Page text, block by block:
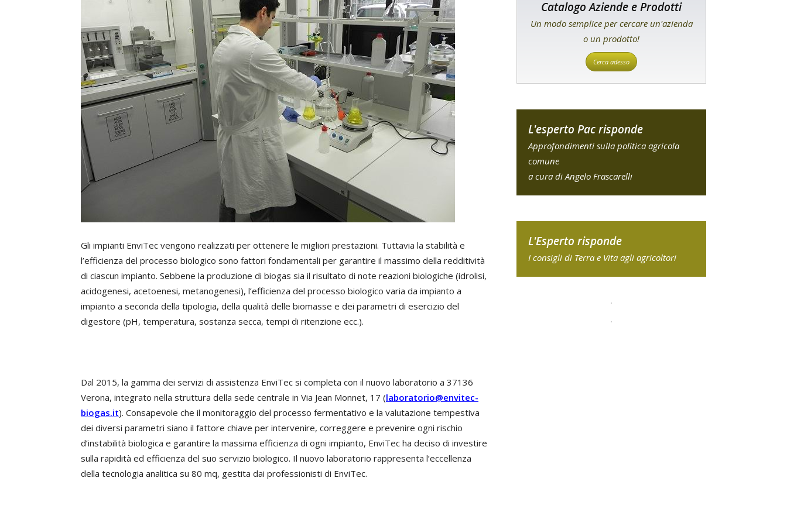
Gli impianti EnviTec vengono realizzati per ottenere le migliori prestazioni. Tuttavia la stabilità e
l’efficienza del processo biologico sono fattori fondamentali per garantire il massimo della redditività
di ciascun impianto. Sebbene la produzione di biogas sia il risultato di note reazioni biologiche (idrolisi,
acidogenesi, acetoenesi, metanogenesi), l’efficienza del processo biologico varia da impianto a
impianto a seconda della tipologia, della qualità delle biomasse e dei parametri di esercizio del
digestore (pH, temperatura, sostanza secca, tempi di ritenzione ecc.).
Dal 2015, la gamma dei servizi di assistenza EnviTec si completa con il nuovo laboratorio a 37136
Verona, integrato nella struttura della sede centrale in Via Jean Monnet, 17 (laboratorio@envitec-
biogas.it). Consapevole che il monitoraggio del processo fermentativo e la valutazione tempestiva
dei diversi parametri siano il fattore chiave per intervenire, correggere e prevenire ogni rischio
d’instabilità biologica e garantire la massima efficienza di ogni impianto, EnviTec ha deciso di investire
sulla rapidità ed efficienza del suo servizio biologico. Il nuovo laboratorio rappresenta l’eccellenza
della tecnologia analitica su 80 mq, gestita dai professionisti di EnviTec.
Catalogo Aziende e Prodotti
Un modo semplice per cercare un'azienda
o un prodotto!
Cerca adesso
L'esperto Pac risponde
Approfondimenti sulla politica agricola
comune
a cura di Angelo Frascarelli
L'Esperto risponde
I consigli di Terra e Vita agli agricoltori